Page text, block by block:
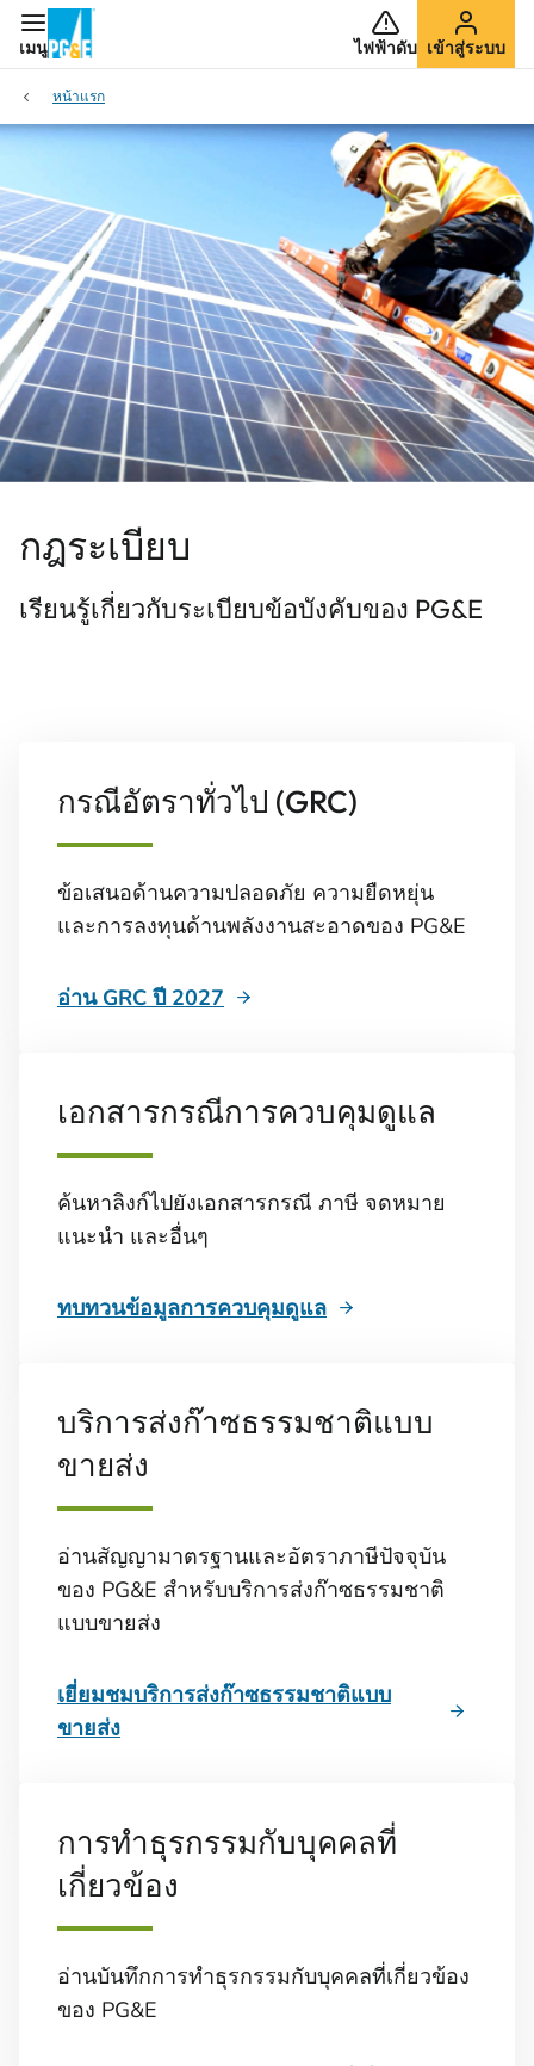
เมนู ไฟฟ้าดับ เข้าสู่ระบบ
หน้าแรก
กฎระเบียบ
เรียนรู้เกี่ยวกับระเบียบข้อบังคับของ PG&E
กรณีอัตราทั่วไป (GRC)
ข้อเสนอด้านความปลอดภัย ความยืดหยุ่น
และการลงทุนด้านพลังงานสะอาดของ PG&E
อ่าน GRC ปี 2027
เอกสารกรณีการควบคุมดูแล
ค้นหาลิงก์ไปยังเอกสารกรณี ภาษี จดหมาย
แนะนำ และอื่นๆ
ทบทวนข้อมูลการควบคุมดูแล
บริการส่งก๊าซธรรมชาติแบบ
ขายส่ง
อ่านสัญญามาตรฐานและอัตราภาษีปัจจุบัน
ของ PG&E สำหรับบริการส่งก๊าซธรรมชาติ
แบบขายส่ง
เยี่ยมชมบริการส่งก๊าซธรรมชาติแบบ
ขายส่ง
การทำธุรกรรมกับบุคคลที่
เกี่ยวข้อง
อ่านบันทึกการทำธุรกรรมกับบุคคลที่เกี่ยวข้อง
ของ PG&E